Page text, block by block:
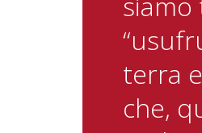
terra
che,